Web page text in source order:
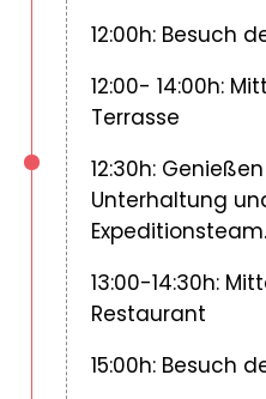
12:00h: Besuch
12:00- 14:00h:
Terrasse
12:30h:
Unterhaltung
Expeditionsteam.
13:00-14:30h:
Restaurant
15:00h: Besuch